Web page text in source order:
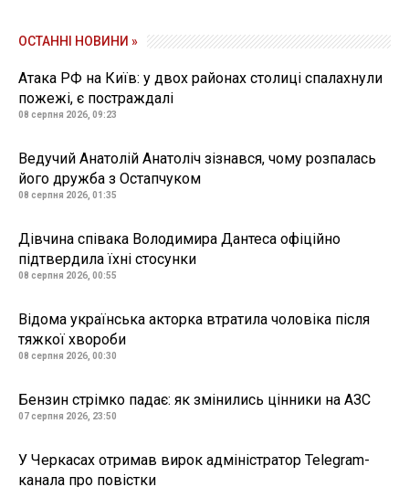
ОСТАННІ НОВИНИ »
Атака РФ на Київ: у двох районах столиці спалахнули
пожежі, є постраждалі
08 серпня 2026, 09:23
Ведучий Анатолій Анатоліч зізнався, чому розпалась
його дружба з Остапчуком
08 серпня 2026, 01:35
Дівчина співака Володимира Дантеса офіційно
підтвердила їхні стосунки
08 серпня 2026, 00:55
Відома українська акторка втратила чоловіка після
тяжкої хвороби
08 серпня 2026, 00:30
Бензин стрімко падає: як змінились цінники на АЗС
07 серпня 2026, 23:50
У Черкасах отримав вирок адміністратор Telegram-
канала про повістки